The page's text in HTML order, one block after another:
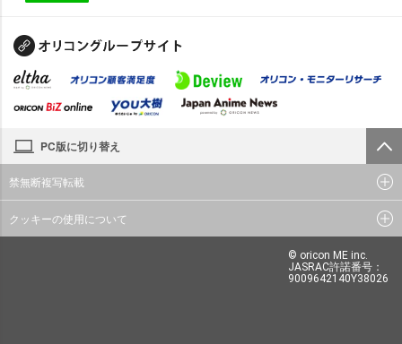
PC版に切り替え
禁無断複写転載
クッキーの使用について
© oricon ME inc.
JASRAC許諾番号：
9009642140Y38026